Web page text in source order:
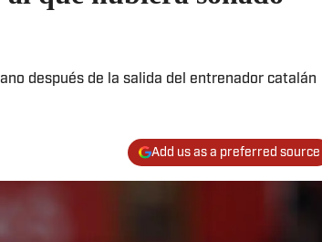
después de la salida del entrenador catalán
Add us as a preferred source